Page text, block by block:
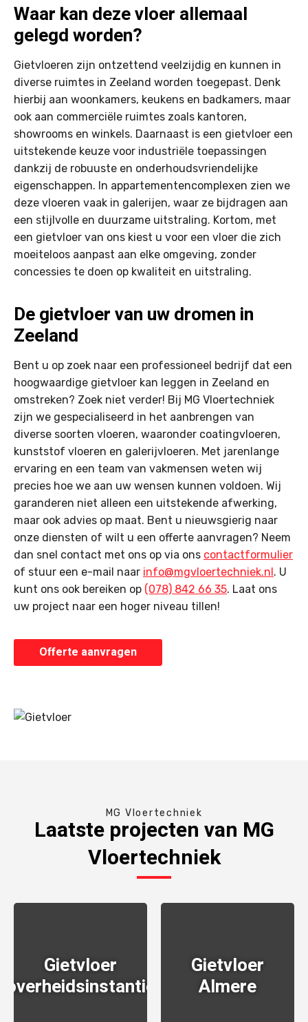
Waar kan deze vloer allemaal
gelegd worden?
Gietvloeren zijn ontzettend veelzijdig en kunnen in
diverse ruimtes in Zeeland worden toegepast. Denk
hierbij aan woonkamers, keukens en badkamers, maar
ook aan commerciële ruimtes zoals kantoren,
showrooms en winkels. Daarnaast is een gietvloer een
uitstekende keuze voor industriële toepassingen
dankzij de robuuste en onderhoudsvriendelijke
eigenschappen. In appartementencomplexen zien we
deze vloeren vaak in galerijen, waar ze bijdragen aan
een stijlvolle en duurzame uitstraling. Kortom, met
een gietvloer van ons kiest u voor een vloer die zich
moeiteloos aanpast aan elke omgeving, zonder
concessies te doen op kwaliteit en uitstraling.
De gietvloer van uw dromen in
Zeeland
Bent u op zoek naar een professioneel bedrijf dat een
hoogwaardige gietvloer kan leggen in Zeeland en
omstreken? Zoek niet verder! Bij MG Vloertechniek
zijn we gespecialiseerd in het aanbrengen van
diverse soorten vloeren, waaronder coatingvloeren,
kunststof vloeren en galerijvloeren. Met jarenlange
ervaring en een team van vakmensen weten wij
precies hoe we aan uw wensen kunnen voldoen. Wij
garanderen niet alleen een uitstekende afwerking,
maar ook advies op maat. Bent u nieuwsgierig naar
onze diensten of wilt u een offerte aanvragen? Neem
dan snel contact met ons op via ons contactformulier
of stuur een e-mail naar info@mgvloertechniek.nl. U
kunt ons ook bereiken op (078) 842 66 35. Laat ons
uw project naar een hoger niveau tillen!
Offerte aanvragen
MG Vloertechniek
Laatste projecten van MG
Vloertechniek
Gietvloer
overheidsinstantie
BEKIJKEN
Gietvloer
Almere
BEKIJKEN